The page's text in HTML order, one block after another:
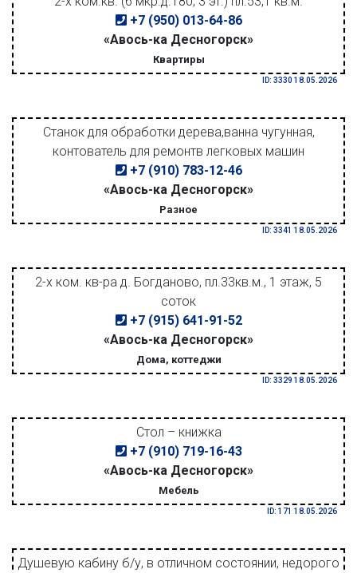
+7 (950) 013-64-86
«Авось-ка Десногорск»
Квартиры
ID: 3330 18.05.2026
Станок для обработки дерева,ванна чугунная,
контователь для ремонтв легковых машин
+7 (910) 783-12-46
«Авось-ка Десногорск»
Разное
ID: 3341 18.05.2026
2-х ком. кв-ра д. Богданово, пл.33кв.м., 1 этаж, 5
соток
+7 (915) 641-91-52
«Авось-ка Десногорск»
Дома, коттеджи
ID: 3329 18.05.2026
Стол – книжка
+7 (910) 719-16-43
«Авось-ка Десногорск»
Мебель
ID: 171 18.05.2026
Душевую кабину б/у, в отличном состоянии, недорого